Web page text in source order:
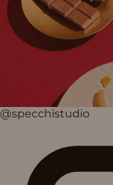
@specchistudio